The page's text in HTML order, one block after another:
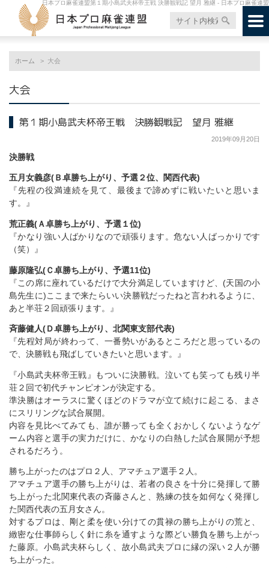
日本プロ麻雀連盟第１期小島武夫杯帝王戦 決勝観戦記 望月 雅継 - 日本プロ麻雀連盟
ホーム 大会
大会
第１期小島武夫杯帝王戦 決勝観戦記 望月 雅継
2019年09月20日
決勝戦
五月女義彦(Ｂ卓勝ち上がり、予選２位、関西代表)
『先程の役満連続を見て、最後まで諦めずに戦いたいと思いま
す。』
荒正義(Ａ卓勝ち上がり、予選１位)
『かなり強い人ばかりなので頑張ります。危ない人ばっかりです
（笑）』
藤原隆弘(Ｃ卓勝ち上がり、予選11位)
『この席に座れているだけで大分満足していますけど、(天国の小
島先生に)ここまで来たらいい決勝戦だったねと言われるように、
あと半荘２回頑張ります。』
斉藤健人(Ｄ卓勝ち上がり、北関東支部代表)
『先程対局が終わって、一番勢いがあるところだと思っているの
で、決勝戦も飛ばしていきたいと思います。』
『小島武夫杯帝王戦』もついに決勝戦。泣いても笑っても残り半
荘２回で初代チャンピオンが決定する。
準決勝はオーラスに驚くほどのドラマが立て続けに起こる、まさ
にスリリングな試合展開。
内容を見比べてみても、誰が勝っても全くおかしくないようなゲ
ーム内容と選手の実力だけに、かなりの白熱した試合展開が予想
されるだろう。
勝ち上がったのはプロ２人、アマチュア選手２人。
アマチュア選手の勝ち上がりは、若者の良さを十分に発揮して勝
ち上がった北関東代表の斉藤さんと、熟練の技を如何なく発揮し
た関西代表の五月女さん。
対するプロは、剛と柔を使い分けての貫禄の勝ち上がりの荒と、
緻密な仕事師らしく針に糸を通すような際どい勝負を勝ち上がっ
た藤原。小島武夫杯らしく、故小島武夫プロに縁の深い２人が勝
ち上がった。